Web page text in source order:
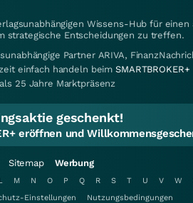
Wissens-Hub für
strategische Entscheidungen zu treffen.
Partner ARIVA,
einfach handeln beimSMARTBROKER+
25 Jahre Marktpräsenz
geschenkt!
eröffnen und
Sitemap Werbung
M N O P Q R S T U V W
Einstellungen Nutzungsbedingungen